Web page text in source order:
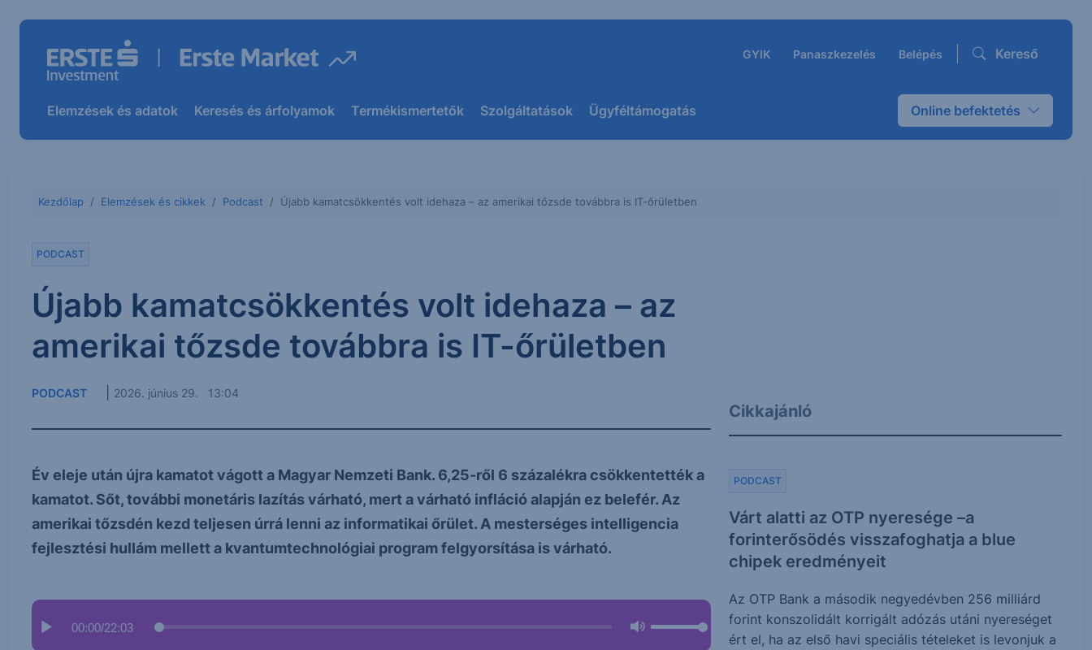
GYIK Panaszkezelés Belépés Kereső
Elemzések és adatok Keresés és árfolyamok Termékismertetők Szolgáltatások Ügyféltámogatás Online befektetés
Kezdőlap Elemzések és cikkek Podcast Újabb kamatcsökkentés volt idehaza – az amerikai tőzsde továbbra is IT-őrületben
PODCAST
Újabb kamatcsökkentés volt idehaza – az
amerikai tőzsde továbbra is IT-őrületben
PODCAST 2026. június 29. 13:04
Év eleje után újra kamatot vágott a Magyar Nemzeti Bank. 6,25-ről 6 százalékra csökkentették a
kamatot. Sőt, további monetáris lazítás várható, mert a várható infláció alapján ez belefér. Az
amerikai tőzsdén kezd teljesen úrrá lenni az informatikai őrület. A mesterséges intelligencia
fejlesztési hullám mellett a kvantumtechnológiai program felgyorsítása is várható.
00:00/22:03
Cikkajánló
Várt alatti az OTP nyeresége –a
forinterősödés visszafoghatja a blue
chipek eredményeit
PODCAST
Az OTP Bank a második negyedévben 256 milliárd
forint konszolidált korrigált adózás utáni nyereséget
ért el, ha az első havi speciális tételeket is levonjuk a